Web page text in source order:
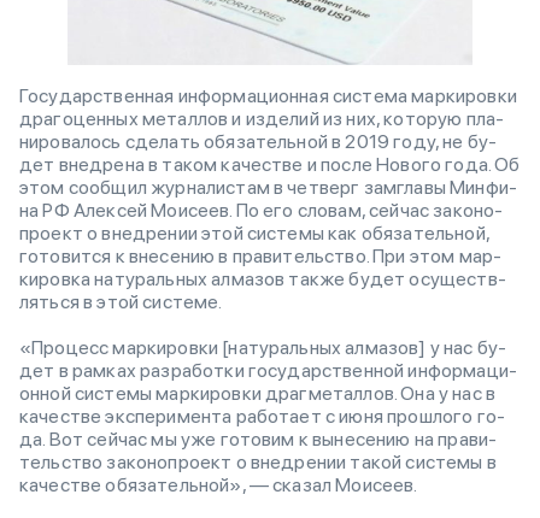
Го­су­дар­ствен­ная ин­фор­ма­ци­он­ная си­сте­ма мар­ки­ро­в­ки
дра­го­цен­ных ме­тал­лов и из­де­лий из них, ко­то­рую пла­
ни­ро­ва­лось сде­лать обя­за­тель­ной в 2019 го­ду, не бу­
дет внед­ре­на в та­ком ка­че­стве и по­с­ле Но­во­го го­да. Об
этом со­об­щил жур­на­ли­стам в чет­верг за­мгла­вы Мин­фи­
на РФ Алек­сей Мо­и­се­ев. По его сло­вам, сей­час за­ко­но­
про­ект о внед­ре­нии этой си­сте­мы как обя­за­тель­ной,
го­то­ви­т­ся к вне­се­нию в пра­ви­тель­ство. При этом мар­
ки­ро­в­ка на­ту­раль­ных ал­ма­зов та­к­же бу­дет осу­ще­ств­
лять­ся в этой си­сте­ме.
«Про­цесс мар­ки­ро­в­ки [на­ту­раль­ных ал­ма­зо­в] у нас бу­
дет в ра­м­ках раз­ра­бо­т­ки го­су­дар­ствен­ной ин­фор­ма­ци­
он­ной си­сте­мы мар­ки­ро­в­ки дра­г­ме­тал­лов. Она у нас в
ка­че­стве экс­пе­ри­мен­та ра­бо­та­ет с июня про­ш­ло­го го­
да. Вот сей­час мы уже го­то­вим к вы­не­се­нию на пра­ви­
тель­ство за­ко­но­про­ект о внед­ре­нии та­кой си­сте­мы в
ка­че­стве обя­за­тель­ной», — ска­зал Мо­и­се­ев.